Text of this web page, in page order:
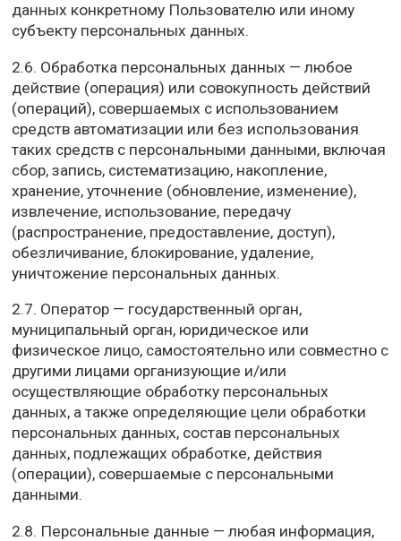
данных конкретному Пользователю или иному
субъекту персональных данных.
2.6. Обработка персональных данных — любое
действие (операция) или совокупность действий
(операций), совершаемых с использованием
средств автоматизации или без использования
таких средств с персональными данными, включая
сбор, запись, систематизацию, накопление,
хранение, уточнение (обновление, изменение),
извлечение, использование, передачу
(распространение, предоставление, доступ),
обезличивание, блокирование, удаление,
уничтожение персональных данных.
2.7. Оператор — государственный орган,
муниципальный орган, юридическое или
физическое лицо, самостоятельно или совместно с
другими лицами организующие и/или
осуществляющие обработку персональных
данных, а также определяющие цели обработки
персональных данных, состав персональных
данных, подлежащих обработке, действия
(операции), совершаемые с персональными
данными.
2.8. Персональные данные — любая информация,